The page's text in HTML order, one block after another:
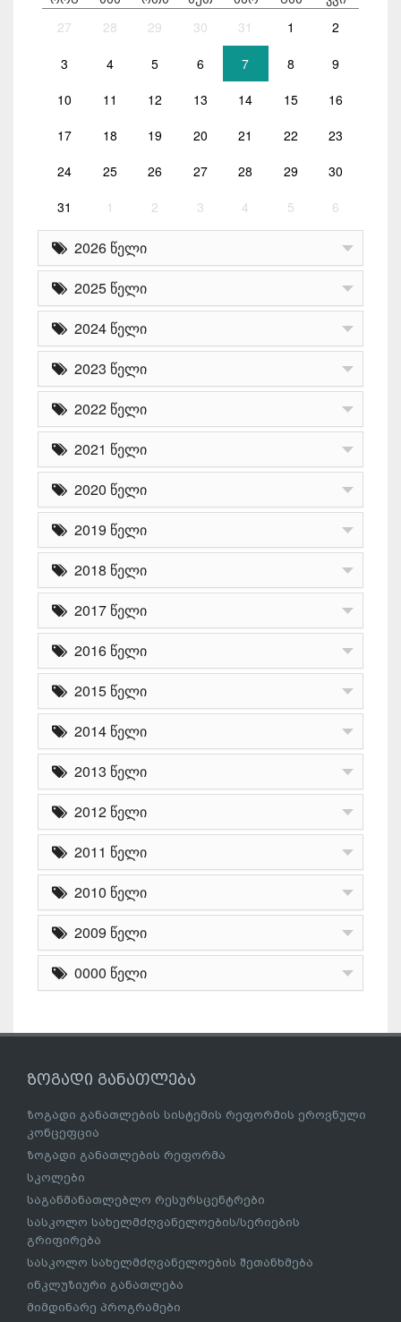
27 28 29 30 31 1 2
3 4 5 6 7 8 9
10 11 12 13 14 15 16
17 18 19 20 21 22 23
24 25 26 27 28 29 30
31 1 2 3 4 5 6
2026 წელი
2025 წელი
2024 წელი
2023 წელი
2022 წელი
2021 წელი
2020 წელი
2019 წელი
2018 წელი
2017 წელი
2016 წელი
2015 წელი
2014 წელი
2013 წელი
2012 წელი
2011 წელი
2010 წელი
2009 წელი
0000 წელი
ზოგადი განათლება
ზოგადი განათლების სისტემის რეფორმის ეროვნული
კონცეფცია
ზოგადი განათლების რეფორმა
სკოლები
საგანმანათლებლო რესურსცენტრები
სასკოლო სახელმძღვანელოების/სერიების
გრიფირება
სასკოლო სახელმძღვანელოების შეთანხმება
ინკლუზიური განათლება
მიმდინარე პროგრამები